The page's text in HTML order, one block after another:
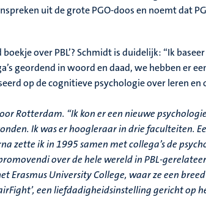
uit de grote PGO-doos en noemt dat
over PBL’? Schmidt is duidelijk: “Ik
geordend in woord en daad, we hebben er
op de cognitieve psychologie over leren
Rotterdam. “Ik kon er een nieuwe
Ik was er hoogleraar in drie faculteiten.
zette ik in 1995 samen met collega’s de
over de hele wereld in PBL-
Erasmus University College, waar ze een
een liefdadigheidsinstelling gericht